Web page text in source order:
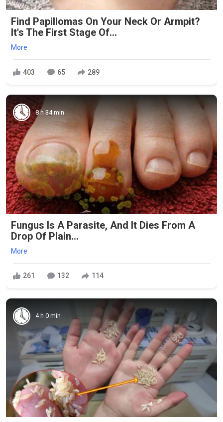
Find Papillomas On Your Neck Or Armpit?
It's The First Stage Of...
More
403 65 289
8 h 34 min
Fungus Is A Parasite, And It Dies From A
Drop Of Plain...
More
261 132 114
4 h 0 min